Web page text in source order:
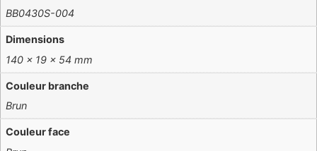
BB0430S-004
Dimensions
140 × 19 × 54 mm
Couleur branche
Brun
Couleur face